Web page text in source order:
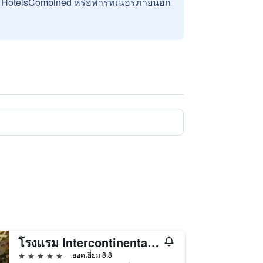
โรงแรม Intercontinental Hanoi Westlake บาย IHG
5 ดาว
ยอดเยี่ยม 8.8